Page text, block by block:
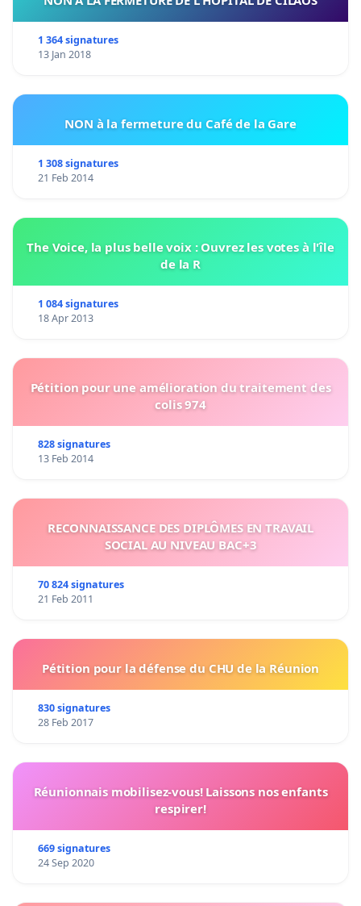
1 364 signatures
13 Jan 2018
NON à la fermeture du Café de la Gare
1 308 signatures
21 Feb 2014
The Voice, la plus belle voix : Ouvrez les votes à l'île
de la R
1 084 signatures
18 Apr 2013
Pétition pour une amélioration du traitement des
colis 974
828 signatures
13 Feb 2014
RECONNAISSANCE DES DIPLÔMES EN TRAVAIL
SOCIAL AU NIVEAU BAC+3
70 824 signatures
21 Feb 2011
Pétition pour la défense du CHU de la Réunion
830 signatures
28 Feb 2017
Réunionnais mobilisez-vous! Laissons nos enfants
respirer!
669 signatures
24 Sep 2020